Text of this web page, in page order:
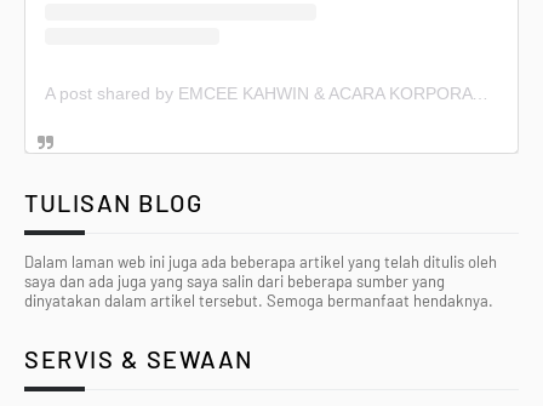
A post shared by EMCEE KAHWIN & ACARA KORPORAT (@emceekahwin)
TULISAN BLOG
Dalam laman web ini juga ada beberapa artikel yang telah ditulis oleh
saya dan ada juga yang saya salin dari beberapa sumber yang
dinyatakan dalam artikel tersebut. Semoga bermanfaat hendaknya.
SERVIS & SEWAAN